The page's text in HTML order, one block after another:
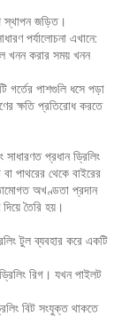
স্থাপন জড়িত।
পর্যালোচনা এখানে:
খনন করার সময় খনন
গর্তের পাশগুলি ধসে পড়া
ক্ষতি প্রতিরোধ করতে
প্রধান ড্রিলিং
পাথরের থেকে বাইরের
অখণ্ডতা প্রদান
তৈরি হয়।
টুল ব্যবহার করে একটি
রিগ। যখন পাইলট
বিট সংযুক্ত থাকতে